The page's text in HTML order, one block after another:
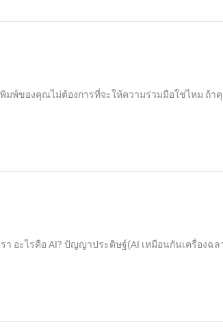
มพ์ของคุณไม่ต้องการที่จะให้ความร่วมมือใช่ไหม ถ้า
า อะไรคือ AI? ปัญญาประดิษฐ์(AI เหมือนกันเครื่องฉ